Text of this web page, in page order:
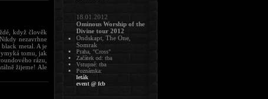
když člověk
nezavrhne
black metal. A je
tomu, jak
rázu,
žijeme! Ale
18.01.2012
Ominous Worship of the
Divine tour 2012
Ondskapt, The One,
Somrak
Praha, "Cross"
Začátek od: tba
Vstupné: tba
Poznámka:
leták
event @ fcb